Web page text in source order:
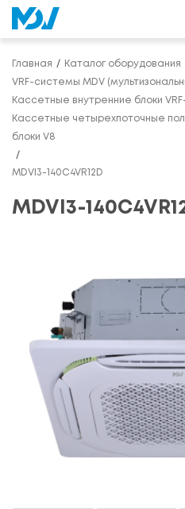
Главная Каталог оборудования
VRF-системы MDV
Кассетные внутренние блоки
Кассетные четырехпоточные
блоки V8
MDVI3-140C4VR12D
MDVI3-